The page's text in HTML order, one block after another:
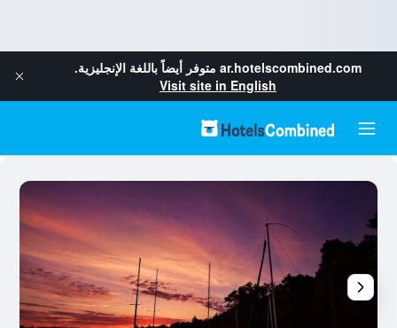
ar.hotelscombined.com متوفر أيضاً باللغة الإنجليزية.
Visit site in English